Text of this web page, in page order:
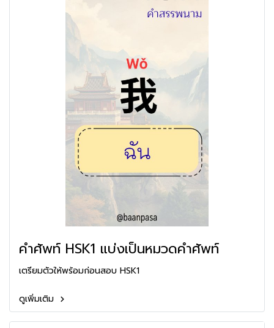
คำศัพท์ HSK1 แบ่งเป็นหมวดคำศัพท์
เตรียมตัวให้พร้อมก่อนสอบ HSK1
ดูเพิ่มเติม